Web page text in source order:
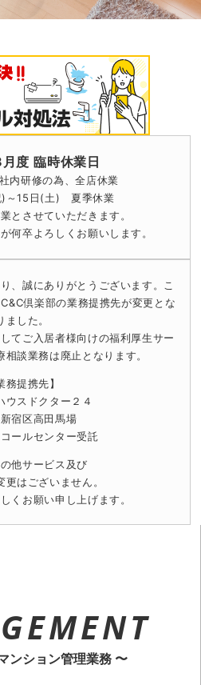
度 臨時休業日
研修の為、全店休業
)～15日(土) 夏季休業
とさせていただきます。
何卒よろしくお願いします。
、誠にありがとうございます。
こ
倶楽部の業務提携先が変更とな
ました。
てご入居者様向けの福利厚生サー
談業務は廃止となります。
務提携先】
ウスドクター２４
宿区高田馬場
ールセンター受託
他サービス及び
更はございません。
くお願い申し上げます。
ンション管理業務 〜